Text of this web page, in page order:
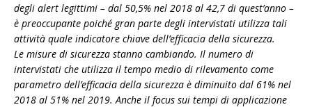
degli alert legittimi – dal 50,5% nel 2018 al 42,7 di quest’anno –
è preoccupante poiché gran parte degli intervistati utilizza tali
attività quale indicatore chiave dell’efficacia della sicurezza.
Le misure di sicurezza stanno cambiando. Il numero di
intervistati che utilizza il tempo medio di rilevamento come
parametro dell’efficacia della sicurezza è diminuito dal 61% nel
2018 al 51% nel 2019. Anche il focus sui tempi di applicazione